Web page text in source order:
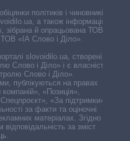
політиків і чиновників,
а також інформація про
зібрана й опрацьована ТОВ «ІА
«ІА Слово і Діло».
slovoidilo.ua, створені ГО
Слово і Діло» і є власністю
Слово і Діло».
публікуються на правах
«Позиція»,
«За підтримки».
за факти та оціночні
матеріалах. Згідно з
за зміст